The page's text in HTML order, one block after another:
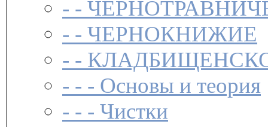
- -
- - ЧЕРНОКНИЖИЕ
- -
- - - Основы и теория
- - - Чистки­